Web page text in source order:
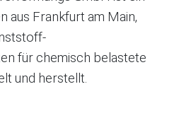
aus Frankfurt am Main,
für chemisch belastete
und herstellt.